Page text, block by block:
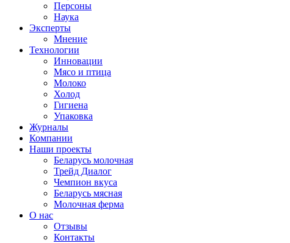
Персоны
Наука
Эксперты
Мнение
Технологии
Инновации
Мясо и птица
Молоко
Холод
Гигиена
Упаковка
Журналы
Компании
Наши проекты
Беларусь молочная
Трейд Диалог
Чемпион вкуса
Беларусь мясная
Молочная ферма
О нас
Отзывы
Контакты